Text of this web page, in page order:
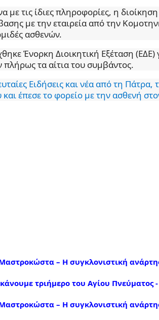
τις ίδιες πληροφορίες, η
με την εταιρεία από την
ασθενών.
Ένορκη Διοικητική Εξέταση
πλήρως τα αίτια του συμβάντος.
Ειδήσεις και νέα από τη Πάτρα,
έπεσε το φορείο με την ασθενή
– Η συγκλονιστική
τριήμερο του Αγίου
– Η συγκλονιστική